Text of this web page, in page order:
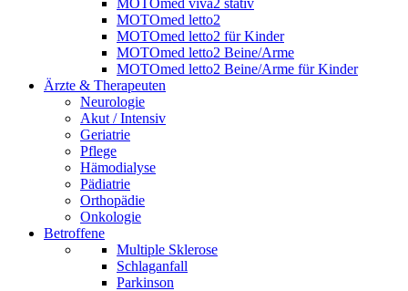
MOTOmed viva2 stativ
MOTOmed letto2
MOTOmed letto2 für Kinder
MOTOmed letto2 Beine/Arme
MOTOmed letto2 Beine/Arme für Kinder
Ärzte & Therapeuten
Neurologie
Akut / Intensiv
Geriatrie
Pflege
Hämodialyse
Pädiatrie
Orthopädie
Onkologie
Betroffene
Multiple Sklerose
Schlaganfall
Parkinson